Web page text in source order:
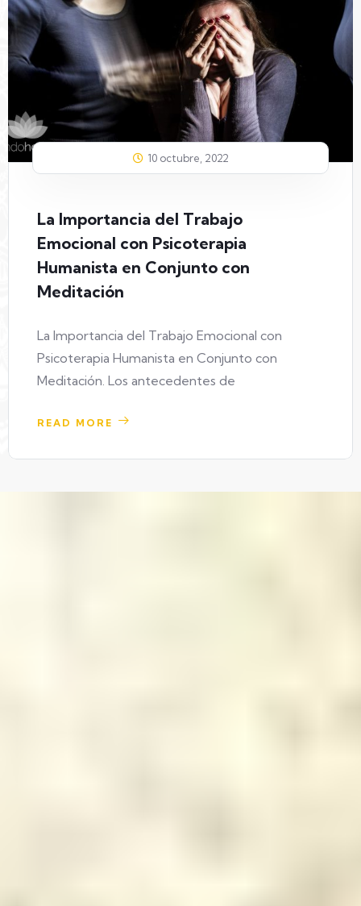
10 octubre, 2022
La Importancia del Trabajo
Emocional con Psicoterapia
Humanista en Conjunto con
Meditación
La Importancia del Trabajo Emocional con
Psicoterapia Humanista en Conjunto con
Meditación. Los antecedentes de
READ MORE